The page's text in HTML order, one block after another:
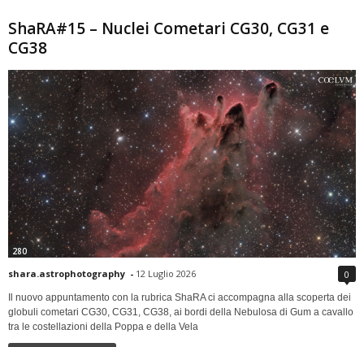
ShaRA#15 – Nuclei Cometari CG30, CG31 e
CG38
280
shara.astrophotography - 12 Luglio 2026 0
Il nuovo appuntamento con la rubrica ShaRA ci accompagna alla scoperta dei
globuli cometari CG30, CG31, CG38, ai bordi della Nebulosa di Gum a cavallo
tra le costellazioni della Poppa e della Vela